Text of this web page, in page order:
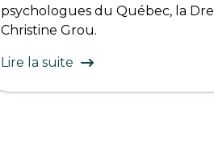
psychologues du Québec, la Dre
Christine Grou.
Lire la suite